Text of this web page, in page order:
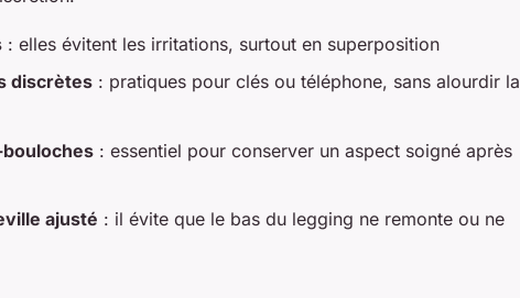
: elles évitent les irritations, surtout en superposition
discrètes : pratiques pour clés ou téléphone, sans alourdir la
: essentiel pour conserver un aspect soigné après
ajusté : il évite que le bas du legging ne remonte ou ne